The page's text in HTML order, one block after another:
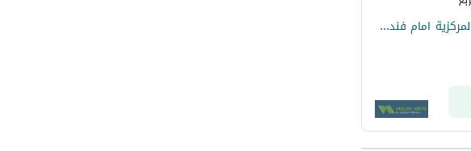
شقة ناصية على الرئيسى بحرى شرقى فى المركزية امام فندق لمار مباشرة